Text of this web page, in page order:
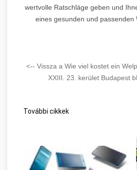
wertvolle Ratschläge geben und
eines gesunden und passenden
<-- Vissza a Wie viel kostet ein
XXIII. 23. kerület Budapest
További cikkek